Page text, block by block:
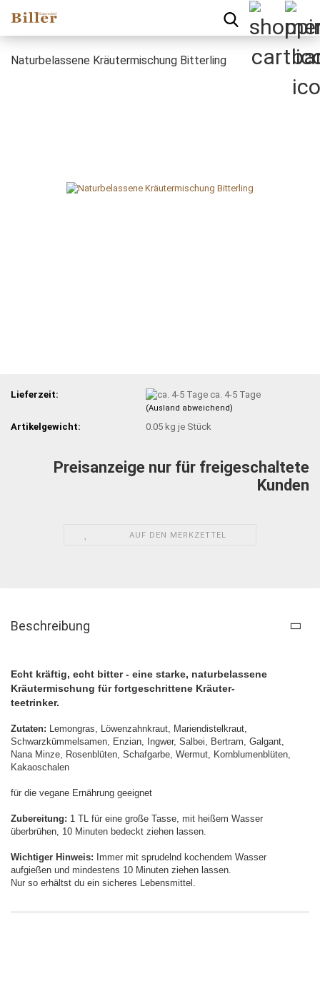
Naturbelassene Kräutermischung Bitterling
Lieferzeit: ca. 4-5 Tage
(Ausland abweichend)
Artikelgewicht: 0.05 kg je Stück
Preisanzeige nur für freigeschaltete
Kunden
AUF DEN MERKZETTEL
Beschreibung
Echt kräftig, echt bitter - eine starke, naturbelassene
Kräutermischung für fortgeschrittene Kräuter-
teetrinker.
Zutaten: Lemongras, Löwenzahnkraut, Mariendistelkraut,
Schwarzkümmelsamen, Enzian, Ingwer, Salbei, Bertram, Galgant,
Nana Minze, Rosenblüten, Schafgarbe, Wermut, Kornblumenblüten,
Kakaoschalen
für die vegane Ernährung geeignet
Zubereitung: 1 TL für eine große Tasse, mit heißem Wasser
überbrühen, 10 Minuten bedeckt ziehen lassen.
Wichtiger Hinweis: Immer mit sprudelnd kochendem Wasser
aufgießen und mindestens 10 Minuten ziehen lassen.
Nur so erhältst du ein sicheres Lebensmittel.